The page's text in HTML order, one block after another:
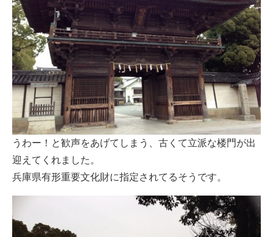
うわー！と歓声をあげてしまう、古くて立派な楼門が出
迎えてくれました。
兵庫県有形重要文化財に指定されてるそうです。